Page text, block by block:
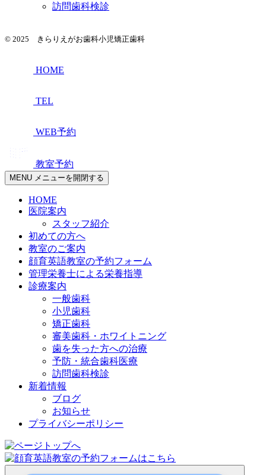
訪問歯科検診
© 2025 きらりえがお歯科小児矯正歯科
HOME
TEL
WEB予約
教室予約
MENU メニューを開閉する
HOME
医院案内
スタッフ紹介
初めての方へ
教室のご案内
顔育英語教室の予約フォーム
管理栄養士による栄養指導
診療案内
一般歯科
小児歯科
矯正歯科
審美歯科・ホワイトニング
歯を失った方への治療
予防・統合歯科医療
訪問歯科検診
新着情報
ブログ
お知らせ
プライバシーポリシー